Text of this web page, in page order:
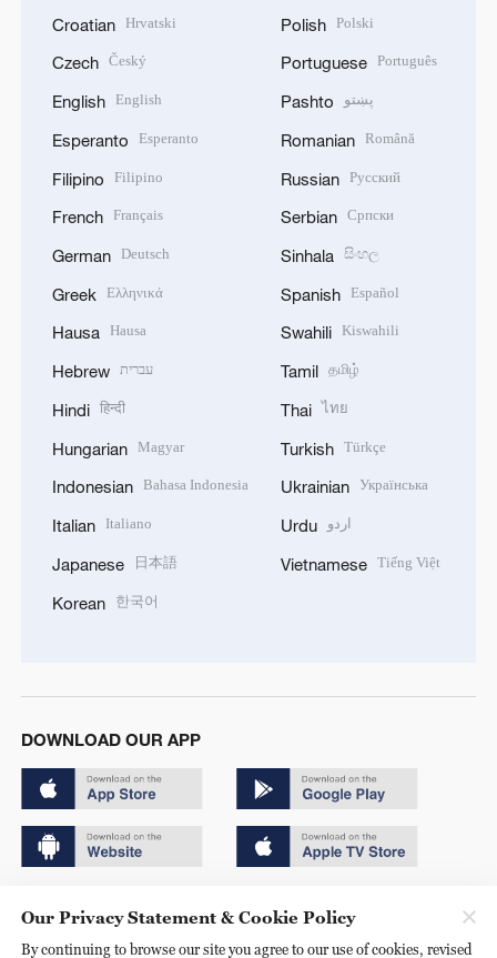
Croatian Hrvatski
Czech Český
English English
Esperanto Esperanto
Filipino Filipino
French Français
German Deutsch
Greek Ελληνικά
Hausa Hausa
Hebrew עברית
Hindi हिन्दी
Hungarian Magyar
Indonesian Bahasa Indonesia
Italian Italiano
Japanese 日本語
Korean 한국어
Polish Polski
Portuguese Português
Pashto پښتو
Romanian Română
Russian Русский
Serbian Српски
Sinhala සිංහල
Spanish Español
Swahili Kiswahili
Tamil தமிழ்
Thai ไทย
Turkish Türkçe
Ukrainian Українська
Urdu اردو
Vietnamese Tiếng Việt
DOWNLOAD OUR APP
京ICP备20000184号
Our Privacy Statement & Cookie Policy
By continuing to browse our site you agree to our use of cookies, revised